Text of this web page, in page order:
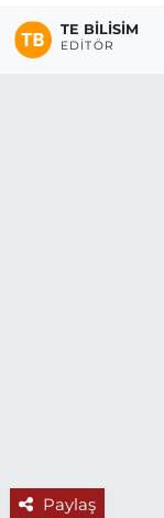
TE BILISIM
EDITÖR
Paylaş